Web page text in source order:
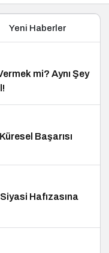
Yeni Haberler
mi? Aynı Şey
Başarısı
Hafızasına